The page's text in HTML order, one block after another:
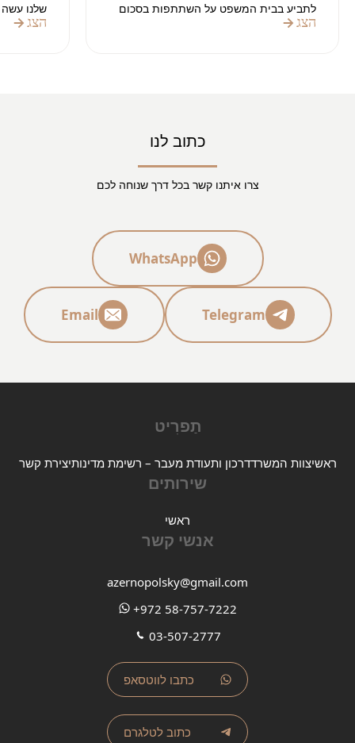
לתביע בבית המשפט על השתתפות בסכום
הטרחה לעורך דין וגם שם אלכסנדר הצליח
הצג
שלנו
והניירת.
הצג
כתוב לנו
צרו איתנו קשר בכל דרך שנוחה לכם
WhatsApp
Telegram
Email
תַפרִיט
ראשיצוות המשרדדרכון ותעודת מעבר – רשימת מדינותיצירת קשר
שירותים
ראשי
אנשי קשר
azernopolsky@gmail.com
+972 58-757-7222
03-507-2777
כתבו לווטסאפ
כתוב לטלגרם